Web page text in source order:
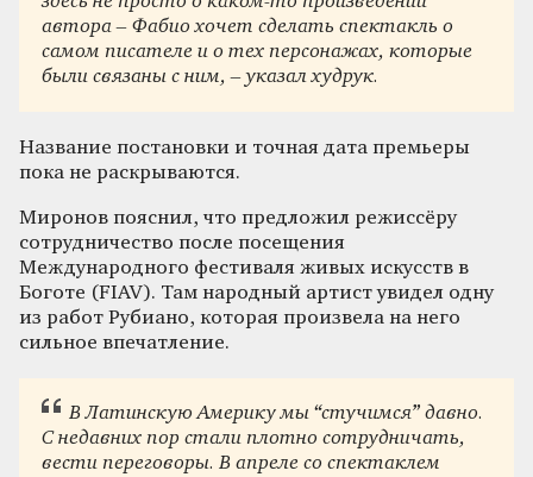
автора – Фабио хочет сделать спектакль о
самом писателе и о тех персонажах, которые
были связаны с ним, – указал худрук.
Название постановки и точная дата премьеры
пока не раскрываются.
Миронов пояснил, что предложил режиссёру
сотрудничество после посещения
Международного фестиваля живых искусств в
Боготе (FIAV). Там народный артист увидел одну
из работ Рубиано, которая произвела на него
сильное впечатление.
В Латинскую Америку мы “стучимся” давно.
С недавних пор стали плотно сотрудничать,
вести переговоры. В апреле со спектаклем